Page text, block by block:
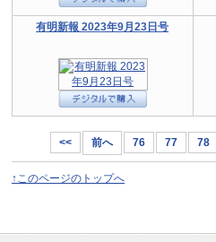
有明新報 2023年9月23日号
<< 前へ 76 77 78
↑このページのトップへ